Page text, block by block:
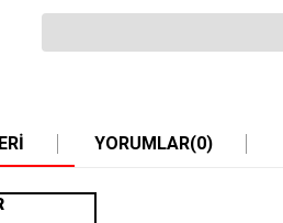
YORUMLAR(0)